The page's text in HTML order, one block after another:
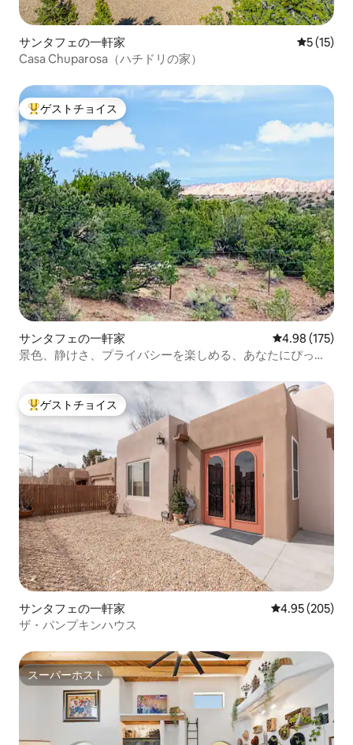
サンタフェの一軒家 レビュー
5 (15)
Casa Chuparosa（ハチドリの家）
大好評のゲストチョイスです。
ゲストチョイス
サンタフェの一軒家 レビュー175
4.98 (175)
景色、静けさ、プライバシーを楽しめる、あなたにぴった
大好評のゲストチョイスです。
ゲストチョイス
サンタフェの一軒家 レビュー205
4.95 (205)
ザ・パンプキンハウス
スーパーホスト
スーパーホスト